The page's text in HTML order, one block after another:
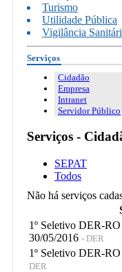
Turismo
Utilidade Pública
Vigilância
Serviços
Cidadão
Empresa
Intranet
Servidor Público
Serviços -
SEPAT
Todos
Não há serviços
1º Seletivo DER-
30/05/2016 - DER
1º Seletivo DER-
DER